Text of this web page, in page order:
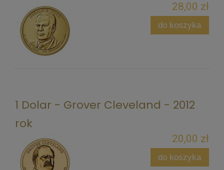
28,00 zł
do koszyka
1 Dolar - Grover Cleveland - 2012
rok
20,00 zł
do koszyka